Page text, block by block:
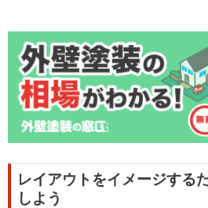
レイアウトをイメージする
しよう